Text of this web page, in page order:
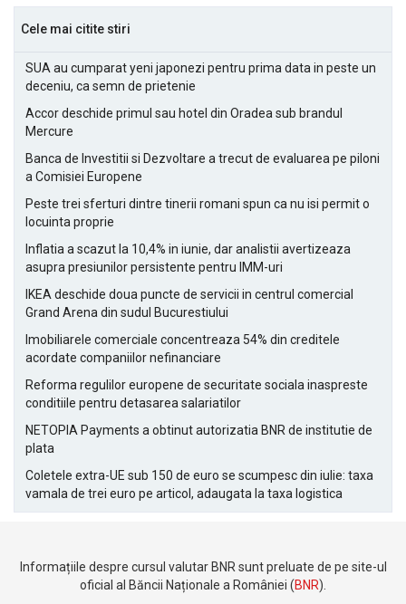
Cele mai citite stiri
SUA au cumparat yeni japonezi pentru prima data in peste un
deceniu, ca semn de prietenie
Accor deschide primul sau hotel din Oradea sub brandul
Mercure
Banca de Investitii si Dezvoltare a trecut de evaluarea pe piloni
a Comisiei Europene
Peste trei sferturi dintre tinerii romani spun ca nu isi permit o
locuinta proprie
Inflatia a scazut la 10,4% in iunie, dar analistii avertizeaza
asupra presiunilor persistente pentru IMM-uri
IKEA deschide doua puncte de servicii in centrul comercial
Grand Arena din sudul Bucurestiului
Imobiliarele comerciale concentreaza 54% din creditele
acordate companiilor nefinanciare
Reforma regulilor europene de securitate sociala inaspreste
conditiile pentru detasarea salariatilor
NETOPIA Payments a obtinut autorizatia BNR de institutie de
plata
Coletele extra-UE sub 150 de euro se scumpesc din iulie: taxa
vamala de trei euro pe articol, adaugata la taxa logistica
Informațiile despre cursul valutar BNR sunt preluate de pe site-ul
oficial al Băncii Naționale a României (BNR).